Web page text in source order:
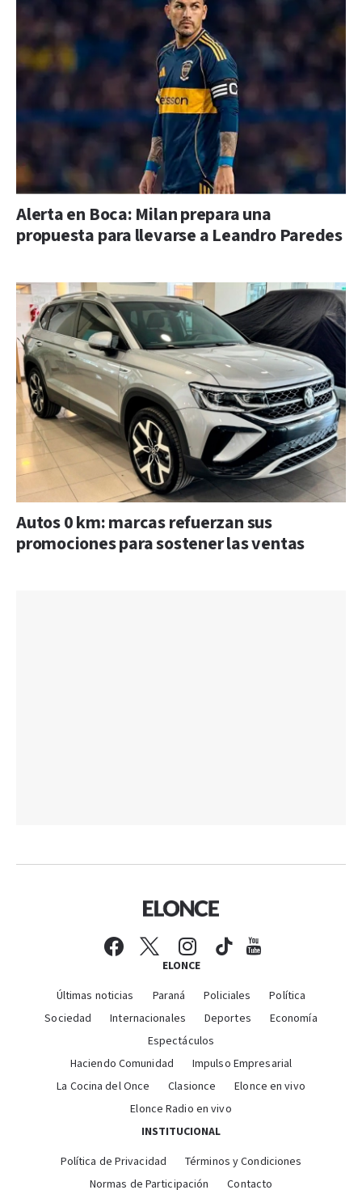
Alerta en Boca: Milan prepara una
propuesta para llevarse a Leandro Paredes
Autos 0 km: marcas refuerzan sus
promociones para sostener las ventas
ELONCE
Últimas noticias Paraná Policiales
Política
Sociedad
Internacionales Deportes
Economía
Espectáculos
Haciendo Comunidad
Impulso Empresarial
La Cocina del Once
Clasionce
Elonce en vivo
Elonce Radio en vivo
INSTITUCIONAL
Política de Privacidad
Términos y Condiciones
Normas de Participación
Contacto